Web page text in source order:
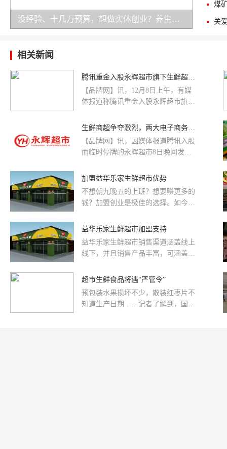
没经验、十几万预算，想做实体创业？养生加盟是务实之选！
相关新闻
腾讯重金入股永辉超市旗下生鲜超市超级物种!
【品牌网】讯，12月8日上午，有媒
体报道称腾讯重金入股永辉超市旗下
易。永辉超市股价瞬间直线拉升，2
单超过56万手。稍早之前，《财经》
杂志报道称，腾讯重金入股超级物种
布。这是腾讯在零售领域的重要战略
投资，目前股份占比和估值金额未
知。一位接近交易的人士告诉《财
围
生鲜商超争夺激烈，两大电子商务企业正面交锋
【品牌网】讯，因媒体报道腾讯入股
而临时停牌的永辉超市8日晚间发布
资方洽谈入股旗下超级物种的事宜。
垒阿里巴巴的盒马鲜生，生鲜商超的
新零售市场将展开激烈争战。受腾讯
线涨停，并带动新零售板块午后爆
发。VS12月8日上午，因有媒体报道
称，腾讯重金入股永辉超市旗下生鲜
加盟益华乐家生鲜超市优势
不想朝九晚五的上班？想要赚更多的
钱？加盟创业是极佳的选择。如今，
脖满，你是不是也心动了呢？如果
面前——加盟益华乐家生鲜超市。
益华乐家生鲜超市加盟支持
益华乐家生鲜超市销售渠道涵盖线上
线下，并且销售产品丰富，可涵盖百
超市生鲜食品将遇“严管令”
预包装水果损坏不少，散装红枣片不
知道生产日期……记者了解到，国家